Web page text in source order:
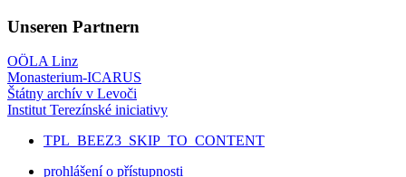
Unseren Partnern
OÖLA Linz
Monasterium-ICARUS
Štátny archív v Levoči
Institut Terezínské iniciativy
TPL_BEEZ3_SKIP_TO_CONTENT
prohlášení o přístupnosti